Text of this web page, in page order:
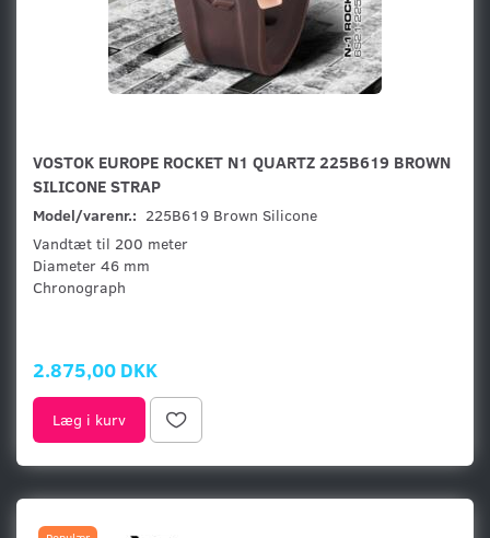
VOSTOK EUROPE ROCKET N1 QUARTZ 225B619 BROWN
SILICONE STRAP
Model/varenr.: 225B619 Brown Silicone
Vandtæt til 200 meter
Diameter 46 mm
Chronograph
2.875,00 DKK
Læg i kurv